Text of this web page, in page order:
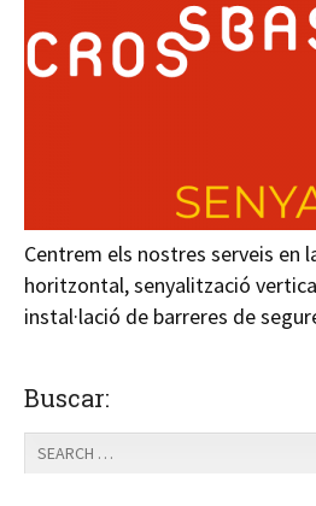
Centrem els nostres serveis en
horitzontal, senyalització
instal·lació de barreres de
Buscar: